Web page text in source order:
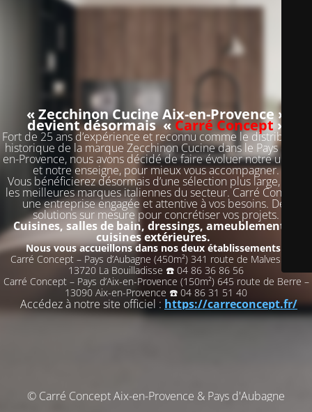
« Zecchinon Cucine Aix-en-Provence »
devient désormais «Carré Concept »
Fort de 25 ans d’expérience et reconnu comme le distributeur
historique de la marque Zecchinon Cucine dans le Pays d’Aix-
en-Provence, nous avons décidé de faire évoluer notre univers
et notre enseigne, pour mieux vous accompagner.
Vous bénéficierez désormais d’une sélection plus large, avec
les meilleures marques italiennes du secteur. Carré Concept,
une entreprise engagée et attentive à vos besoins. Des
solutions sur mesure pour concrétiser vos projets.
Cuisines, salles de bain, dressings, ameublement et
cuisines extérieures.
Nous vous accueillons dans nos deux établissements :
Carré Concept – Pays d’Aubagne (450m²) 341 route de Malvesine –
13720 La Bouilladisse ☎️ 04 86 36 86 56
Carré Concept – Pays d’Aix-en-Provence (150m²) 645 route de Berre –
13090 Aix-en-Provence ☎️ 04 86 31 51 40
Accédez à notre site officiel : https://carreconcept.fr/
© Carré Concept Aix-en-Provence & Pays d'Aubagne